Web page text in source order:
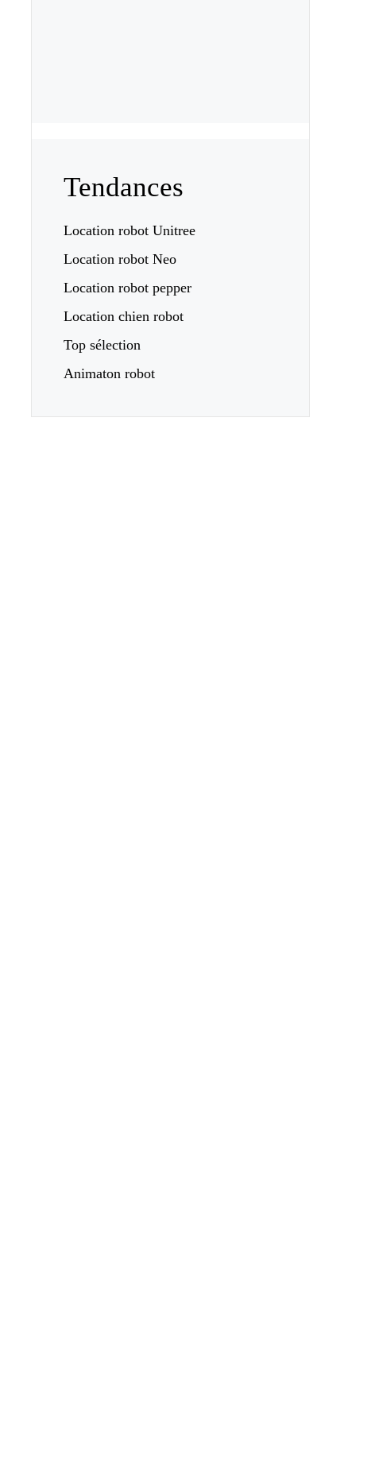
Tendances
Location robot Unitree
Location robot Neo
Location robot pepper
Location chien robot
Top sélection
Animaton robot